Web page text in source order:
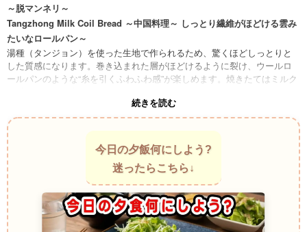
～脱マンネリ～
Tangzhong Milk Coil Bread ～中国料理～ しっとり繊維がほどける雲み
たいなロールパン～
湯種（タンジョン）を使った生地で作られるため、驚くほどしっとりと
した質感になります。巻き込まれた層がほどけるように裂け、ウールロ
ールパンのような“糸を引くふわふわ感”が楽しめます。焼きたてはミルク
Brioche Tressée ～フランス料理～ 編み込みが生むやわらかい繊維パン
～
ブリオッシュ生地を細く伸ばして編み込むことで、繊維のような食感が
生まれます。ちぎると層がふわっとほどけ、バターの香りがゆっくり広
がります。見た目も中身も“糸状の柔らかさ”が特徴です。
Shredded Coconut Bread Style ～タイ料理～ ほぐれる甘い繊維感のロ
ールパン～
ココナッツ風味の生地を細かく裂けるように焼き上げるスタイルです。
繊維状の食感があり、ウールロールパンのように一層ずつほどける感覚
続きを読む
今日の夕飯何にしよう?
迷ったらこちら↓